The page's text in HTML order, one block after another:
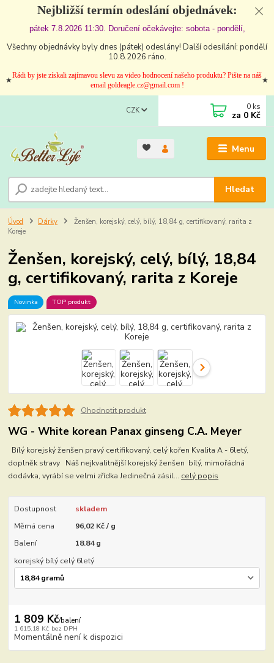
Nejbližší termín odeslání objednávek:
pátek 7.8.2026 11:30. Doručení očekávejte: sobota - pondělí,
Všechny objednávky byly dnes (pátek) odeslány! Další odesílání: pondělí
10.8.2026 ráno.
★Rádi by jste získali zajímavou slevu za video hodnocení našeho produktu? Pište na náš
email goldeagle.cz@gmail.com !
★
Menu
CZK
Hledat
0 ks
za 0 Kč
Úvod Dárky
Ženšen, korejský, celý, bílý, 18,84 g, certifikovaný, rarita z
Koreje
Ženšen, korejský, celý, bílý, 18,84
g, certifikovaný, rarita z Koreje
Novinka TOP produkt
Ohodnotit produkt
WG - White korean Panax ginseng C.A. Meyer
Bílý korejský ženšen pravý certifikovaný, celý kořen Kvalita A - 6letý,
doplněk stravy Náš nejkvalitnější korejský ženšen bílý, mimořádná
dodávka, vyrábí se velmi zřídka Jedinečná zásil... celý popis
Dostupnost
skladem
Měrná cena
96,02 Kč / g
Balení
18.84 g
korejský bílý celý 6letý
1 809 Kč/balení
1 615,18 Kč bez DPH
Momentálně není k dispozici